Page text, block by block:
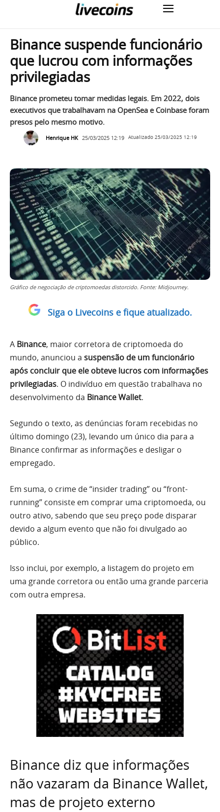
Binance suspende funcionário
que lucrou com informações
privilegiadas
Binance prometeu tomar medidas legais. Em 2022, dois
executivos que trabalhavam na OpenSea e Coinbase foram
presos pelo mesmo motivo.
Henrique HK 25/03/2025 12:19 Atualizado 25/03/2025 12:19
Gráfico de negociação de criptomoedas distorcido. Fonte: Midjourney.
Siga o Livecoins e fique atualizado.
A Binance, maior corretora de criptomoeda do
mundo, anunciou a suspensão de um funcionário
após concluir que ele obteve lucros com informações
privilegiadas. O indivíduo em questão trabalhava no
desenvolvimento da Binance Wallet.
Segundo o texto, as denúncias foram recebidas no
último domingo (23), levando um único dia para a
Binance confirmar as informações e desligar o
empregado.
Em suma, o crime de “insider trading” ou “front-
running” consiste em comprar uma criptomoeda, ou
outro ativo, sabendo que seu preço pode disparar
devido a algum evento que não foi divulgado ao
público.
Isso inclui, por exemplo, a listagem do projeto em
uma grande corretora ou então uma grande parceria
com outra empresa.
Binance diz que informações
não vazaram da Binance Wallet,
mas de projeto externo